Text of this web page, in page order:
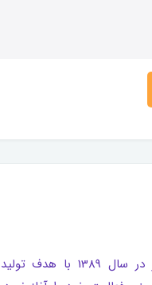
شرکت دانا شیمی نور در سال 1389 با هدف تولید